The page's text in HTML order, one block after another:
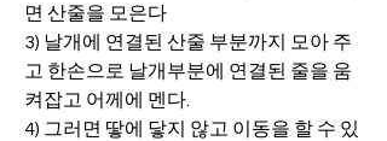
면 산줄을 모은다
3) 날개에 연결된 산줄 부분까지 모아 주
고 한손으로 날개부분에 연결된 줄을 움
켜잡고 어께에 멘다.
4) 그러면 땋에 닿지 않고 이동을 할 수 있